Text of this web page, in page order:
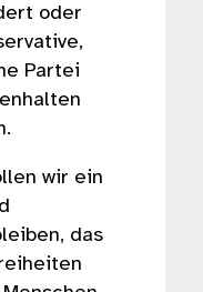
oder
Partei
wir ein
das